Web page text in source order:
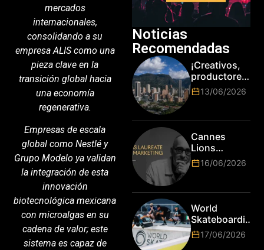
mercados
internacionales,
consolidando a su
empresa ALIS como una
pieza clave en la
transición global hacia
una economía
regenerativa.
Empresas de escala
global como Nestlé y
Grupo Modelo ya validan
la integración de esta
innovación
biotecnológica mexicana
con microalgas en su
cadena de valor; este
sistema es capaz de
Noticias
Recomendadas
¡Creativos,
productores
y cracks de
la tecnología
es hora de
subir de
nivel! Las
marcas más
top del
13/06/2026
Cannes
Lions
anuncia a
Jim Stengel
primer Lions
Laureate for
Marketing
16/06/2026
World
Skateboarding
Tour:
¡Resultados
17/06/2026